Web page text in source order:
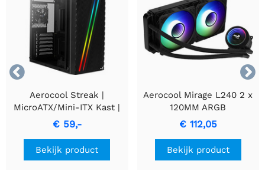


Aerocool Streak |
MicroATX/Mini-ITX Kast |
RGB Voorkant | USB 3.2 &
2x USB 2.0
€ 59,-
Bekijk product
Aerocool Mirage L240 2 x
120MM ARGB
RGB/GAMING Waterkoeler
€ 112,05
Bekijk product